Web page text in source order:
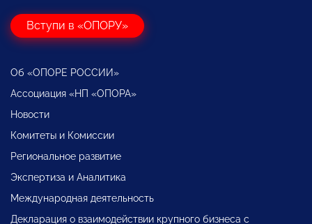
Вступи в «ОПОРУ»
Об «ОПОРЕ РОССИИ»
Ассоциация «НП «ОПОРА»
Новости
Комитеты и Комиссии
Региональное развитие
Экспертиза и Аналитика
Международная деятельность
Декларация о взаимодействии крупного бизнеса с